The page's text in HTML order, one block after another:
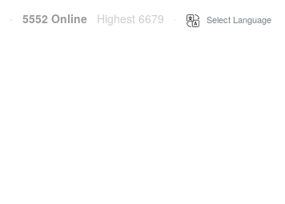
· 5552 Online Highest 6679 Select Language